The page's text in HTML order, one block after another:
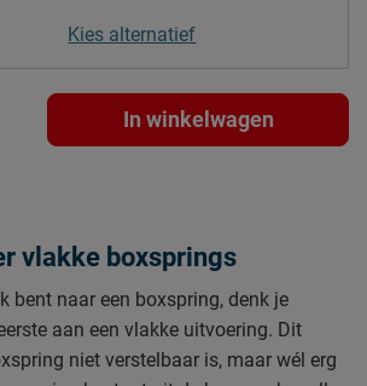
Kies alternatief
In winkelwagen
vlakke boxsprings
bent naar een boxspring, denk je
aan een vlakke uitvoering. Dit
niet verstelbaar is, maar wél erg